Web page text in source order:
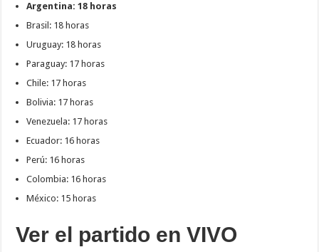
Argentina: 18 horas
Brasil: 18 horas
Uruguay: 18 horas
Paraguay: 17 horas
Chile: 17 horas
Bolivia: 17 horas
Venezuela: 17 horas
Ecuador: 16 horas
Perú: 16 horas
Colombia: 16 horas
México: 15 horas
Ver el partido en VIVO